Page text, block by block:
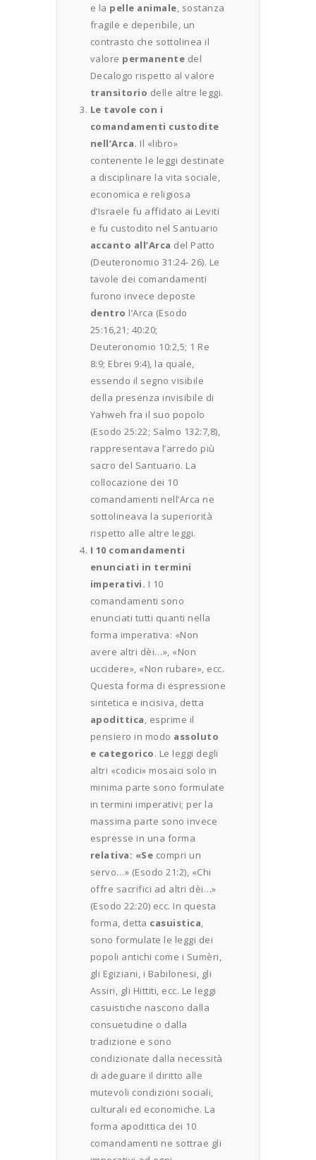
e la pelle animale , sostanza
fragile e deperibile, un
contrasto che sottolinea il
valore permanente del
Decalogo rispetto al valore
transitorio delle altre leggi.
Le tavole con i
comandamenti custodite
nell’Arca. Il «libro»
contenente le leggi destinate
a disciplinare la vita sociale,
economica e religiosa
d’Israele fu affidato ai Leviti
e fu custodito nel Santuario
accanto all’Arca del Patto
(Deuteronomio 31:24- 26). Le
tavole dei comandamenti
furono invece deposte
dentro l’Arca (Esodo
25:16,21; 40:20;
Deuteronomio 10:2,5; 1 Re
8:9; Ebrei 9:4), la quale,
essendo il segno visibile
della presenza invisibile di
Yahweh fra il suo popolo
(Esodo 25:22; Salmo 132:7,8),
rappresentava l’arredo più
sacro del Santuario. La
collocazione dei 10
comandamenti nell’Arca ne
sottolineava la superiorità
rispetto alle altre leggi.
I 10 comandamenti
enunciati in termini
imperativi. I 10
comandamenti sono
enunciati tutti quanti nella
forma imperativa: «Non
avere altri dèi…», «Non
uccidere», «Non rubare», ecc.
Questa forma di espressione
sintetica e incisiva, detta
apodittica , esprime il
pensiero in modo assoluto
e categorico. Le leggi degli
altri «codici» mosaici solo in
minima parte sono formulate
in termini imperativi; per la
massima parte sono invece
espresse in una forma
relativa: «Se compri un
servo…» (Esodo 21:2), «Chi
offre sacrifici ad altri dèi…»
(Esodo 22:20) ecc. In questa
forma, detta casuistica
sono formulate le leggi dei
popoli antichi come i Sumèri,
gli Egiziani, i Babilonesi, gli
Assiri, gli Hittiti, ecc. Le leggi
casuistiche nascono dalla
consuetudine o dalla
tradizione e sono
condizionate dalla necessità
di adeguare il diritto alle
mutevoli condizioni sociali,
culturali ed economiche. La
forma apodittica dei 10
comandamenti ne sottrae gli